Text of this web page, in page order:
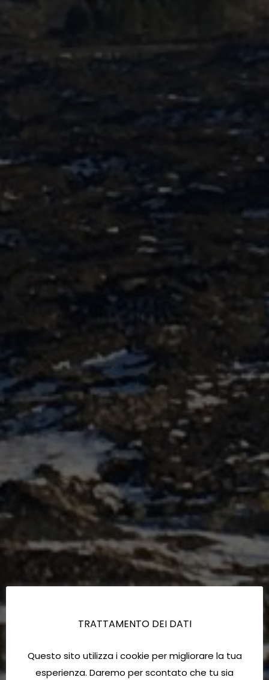
TRATTAMENTO DEI DATI
Questo sito utilizza i cookie per migliorare la tua
esperienza. Daremo per scontato che tu sia